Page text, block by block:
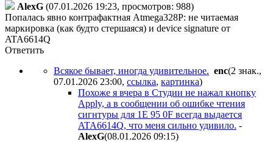
AlexG (07.01.2026 19:23, просмотров: 988)
Попалась явно контрафактная Atmega328P: не читаемая
маркировка (как будто стершаяся) и device signature от
ATA6614Q
Ответить
Всякое бывает, иногда удивительное. enc(2 знак.,
07.01.2026 23:00, ссылка, картинка)
Похоже я вчера в Студии не нажал кнопку
Apply, а в сообщении об ошибке чтения
сигнтуры для 1E 95 0F всегда выдается
ATA6614Q, что меня сильно удивило. -
AlexG(08.01.2026 09:15)